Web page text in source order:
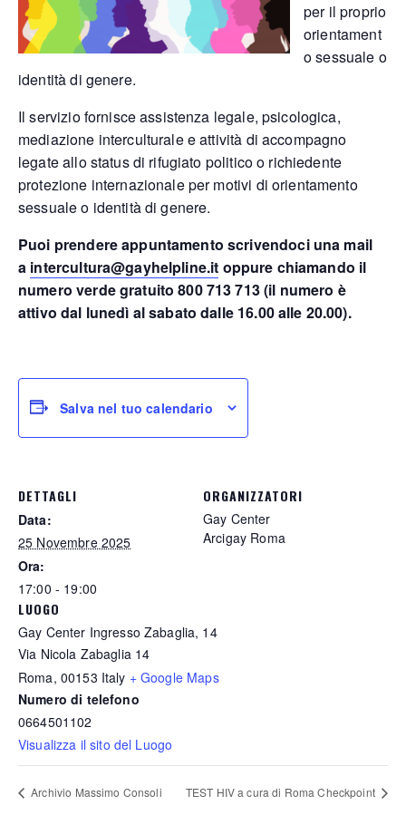
per il proprio
orientament
o sessuale o
identità di genere.
Il servizio fornisce assistenza legale, psicologica,
mediazione interculturale e attività di accompagno
legate allo status di rifugiato politico o richiedente
protezione internazionale per motivi di orientamento
sessuale o identità di genere.
Puoi prendere appuntamento scrivendoci una mail
a intercultura@gayhelpline.it oppure chiamando il
numero verde gratuito 800 713 713 (il numero è
attivo dal lunedì al sabato dalle 16.00 alle 20.00).
Salva nel tuo calendario
DETTAGLI
Data:
25 Novembre 2025
Ora:
17:00 - 19:00
LUOGO
Gay Center Ingresso Zabaglia, 14
Via Nicola Zabaglia 14
Roma, 00153 Italy + Google Maps
Numero di telefono
0664501102
Visualizza il sito del Luogo
ORGANIZZATORI
Gay Center
Arcigay Roma
Archivio Massimo Consoli TEST HIV a cura di Roma Checkpoint